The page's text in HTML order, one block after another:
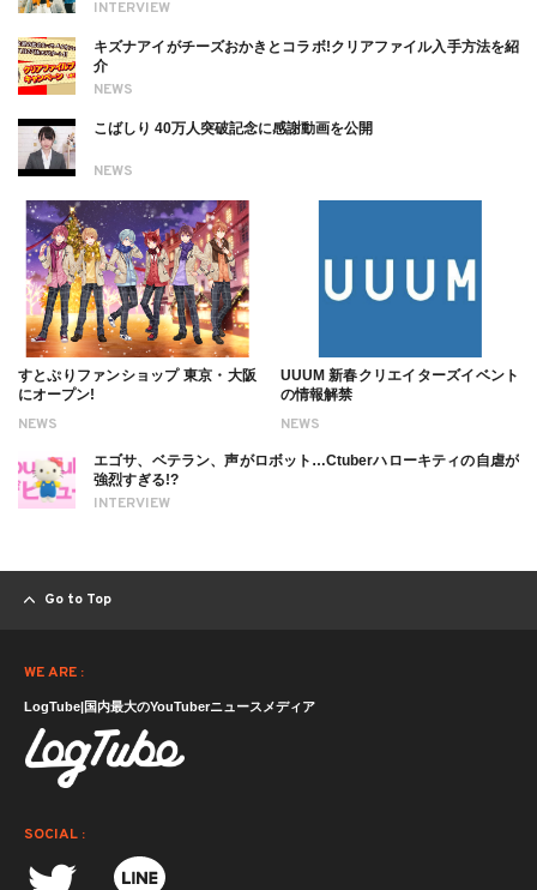
INTERVIEW
NEWS
キズナアイがチーズおかきとコラボ!クリアファイル入手方法を紹
介
NEWS
こばしり 40万人突破記念に感謝動画を公開
NEWS
すとぷりファンショップ 東京・大阪
にオープン!
NEWS
UUUM 新春クリエイターズイベント
の情報解禁
INTERVIEW
エゴサ、ベテラン、声がロボット…Ctuberハローキティの自虐が
強烈すぎる!?
Go to Top
WE ARE :
LogTube|国内最大のYouTuberニュースメディア
SOCIAL :